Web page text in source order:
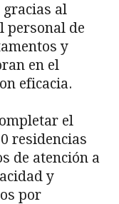
gracias al
personal de
y
en el
eficacia.
el
residencias
de atención a
y
por